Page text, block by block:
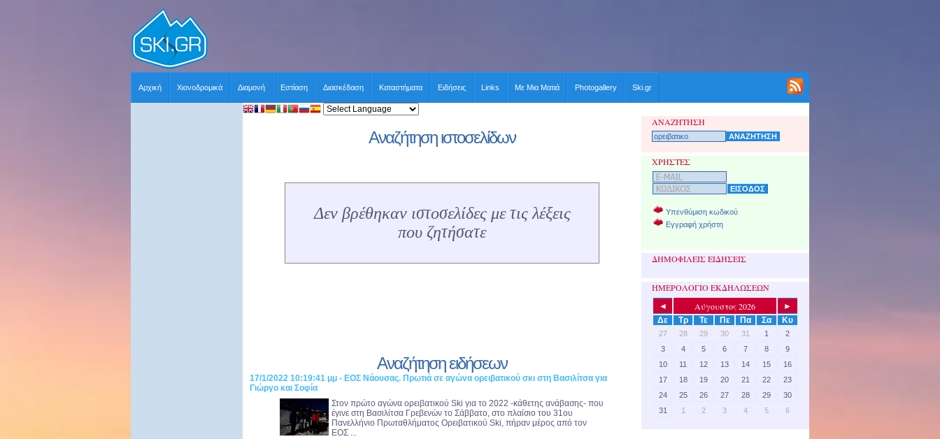
Αρχική Χιονοδρομικά Διαμονή Εστίαση Διασκέδαση Καταστήματα Ειδήσεις Links Με Μια Ματιά Photogallery Ski.gr
Αναζήτηση ιστοσελίδων
Δεν βρέθηκαν ιστοσελίδες με τις λέξεις
που ζητήσατε
Αναζήτηση ειδήσεων
17/1/2022 10:19:41 μμ - ΕΟΣ Νάουσας. Πρωτιά σε αγώνα ορειβατικού σκι στη Βασιλίτσα για
Γιώργο και Σοφία
Στον πρώτο αγώνα ορειβατικού Ski για το 2022 -κάθετης ανάβασης- που
έγινε στη Βασιλίτσα Γρεβενών το Σάββατο, στο πλαίσιο του 31ου
Πανελλήνιο Πρωταθλήματος Ορειβατικού Ski, πήραν μέρος από τον
ΕΟΣ ...
ΑΝΑΖΗΤΗΣΗ
ΧΡΗΣΤΕΣ
Υπενθύμιση κωδικού
Εγγραφή χρήστη
ΔΗΜΟΦΙΛΕΙΣ ΕΙΔΗΣΕΙΣ
ΗΜΕΡΟΛΟΓΙΟ ΕΚΔΗΛΩΣΕΩΝ
◄ Αύγουστος 2026
►
Δε
Τρ Τε Πε Πα Σα Κυ
27 28 29 30 31 1
2
3
4 5 6 7 8
9
10
11 12 13 14 15
16
17
18 19 20 21 22
23
24
25 26 27 28 29
30
31
1 2 3 4 5 6